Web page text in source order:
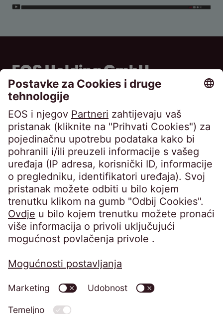
EOS Holding GmbH
Steindamm 71
20099 Hamburg
Germany
crossborder@eos-solutions.com